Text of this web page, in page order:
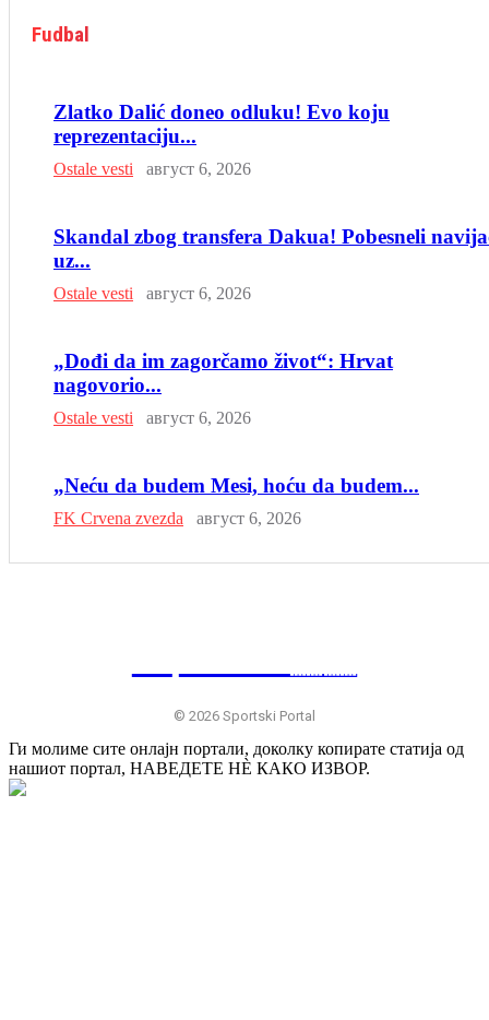
Fudbal
Zlatko Dalić doneo odluku! Evo koju
reprezentaciju...
Ostale vesti август 6, 2026
Skandal zbog transfera Dakua! Pobesneli
uz...
Ostale vesti август 6, 2026
„Dođi da im zagorčamo život“: Hrvat
nagovorio...
Ostale vesti август 6, 2026
„Neću da budem Mesi, hoću da budem...
FK Crvena zvezda август 6, 2026
© 2026 Sportski Portal
Ги молиме сите онлајн портали, доколку копирате статија од
нашиот портал, НАВЕДЕТЕ НÈ КАКО ИЗВОР.